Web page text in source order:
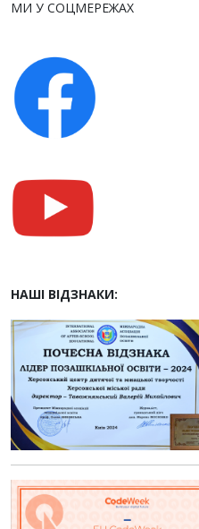
МИ У СОЦМЕРЕЖАХ
НАШІ ВІДЗНАКИ: